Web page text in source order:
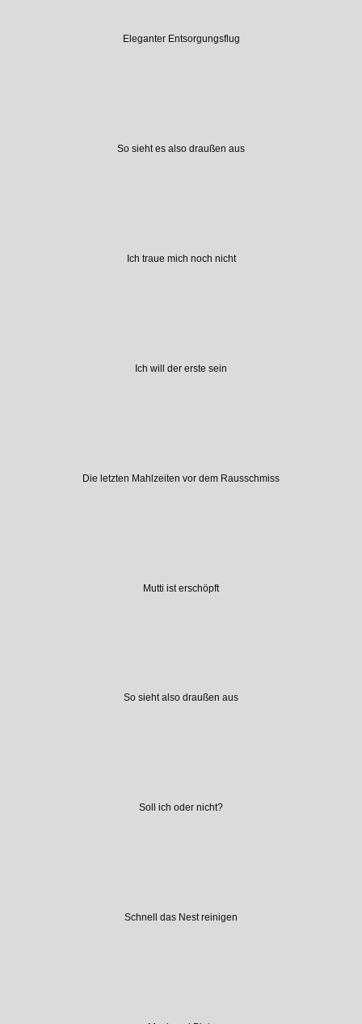
Eleganter Entsorgungsflug
So sieht es also draußen aus
Ich traue mich noch nicht
Ich will der erste sein
Die letzten Mahlzeiten vor dem Rausschmiss
Mutti ist erschöpft
So sieht also draußen aus
Soll ich oder nicht?
Schnell das Nest reinigen